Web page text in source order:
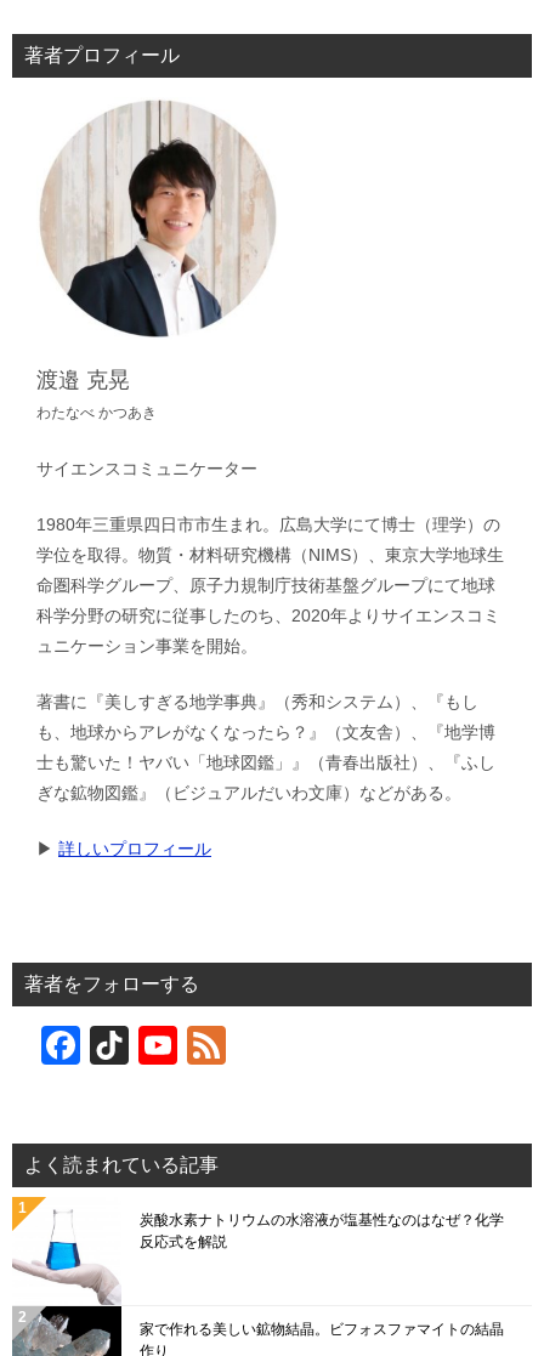
著者プロフィール
渡邉 克晃
わたなべ かつあき
サイエンスコミュニケーター
1980年三重県四日市市生まれ。広島大学にて博士（理学）の
学位を取得。物質・材料研究機構（NIMS）、東京大学地球生
命圏科学グループ、原子力規制庁技術基盤グループにて地球
科学分野の研究に従事したのち、2020年よりサイエンスコミ
ュニケーション事業を開始。
著書に『美しすぎる地学事典』（秀和システム）、『もし
も、地球からアレがなくなったら？』（文友舎）、『地学博
士も驚いた！ヤバい「地球図鑑」』（青春出版社）、『ふし
ぎな鉱物図鑑』（ビジュアルだいわ文庫）などがある。
▶︎ 詳しいプロフィール
著者をフォローする
F
e
b
o
k
Ti
o
k
Y
T
u
b
C
よく読まれている記事
炭酸水素ナトリウムの水溶液が塩基性なのはなぜ？化学
反応式を解説
家で作れる美しい鉱物結晶。ビフォスファマイトの結晶
作り